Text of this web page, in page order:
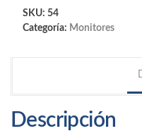
65"
Wm65b
Flipboard
cantidad
SKU: 54
Categoría: Monitores
Descripción